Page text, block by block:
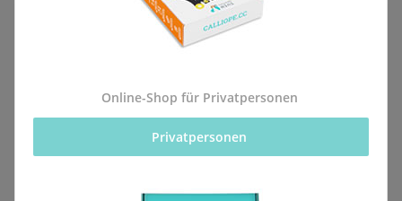
Beschreibung
Alle Bestellungen für dieses Produkt werden direkt an
die Schule (Martin-von-Cochem-Gymnasium Cochem)
Online-Shop für Privatpersonen
Privatpersonen